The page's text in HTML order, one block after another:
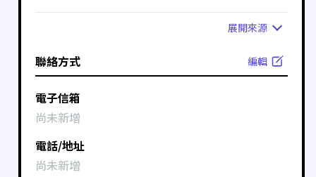
展開來源
聯絡方式 編輯
電子信箱
尚未新增
電話/地址
尚未新增